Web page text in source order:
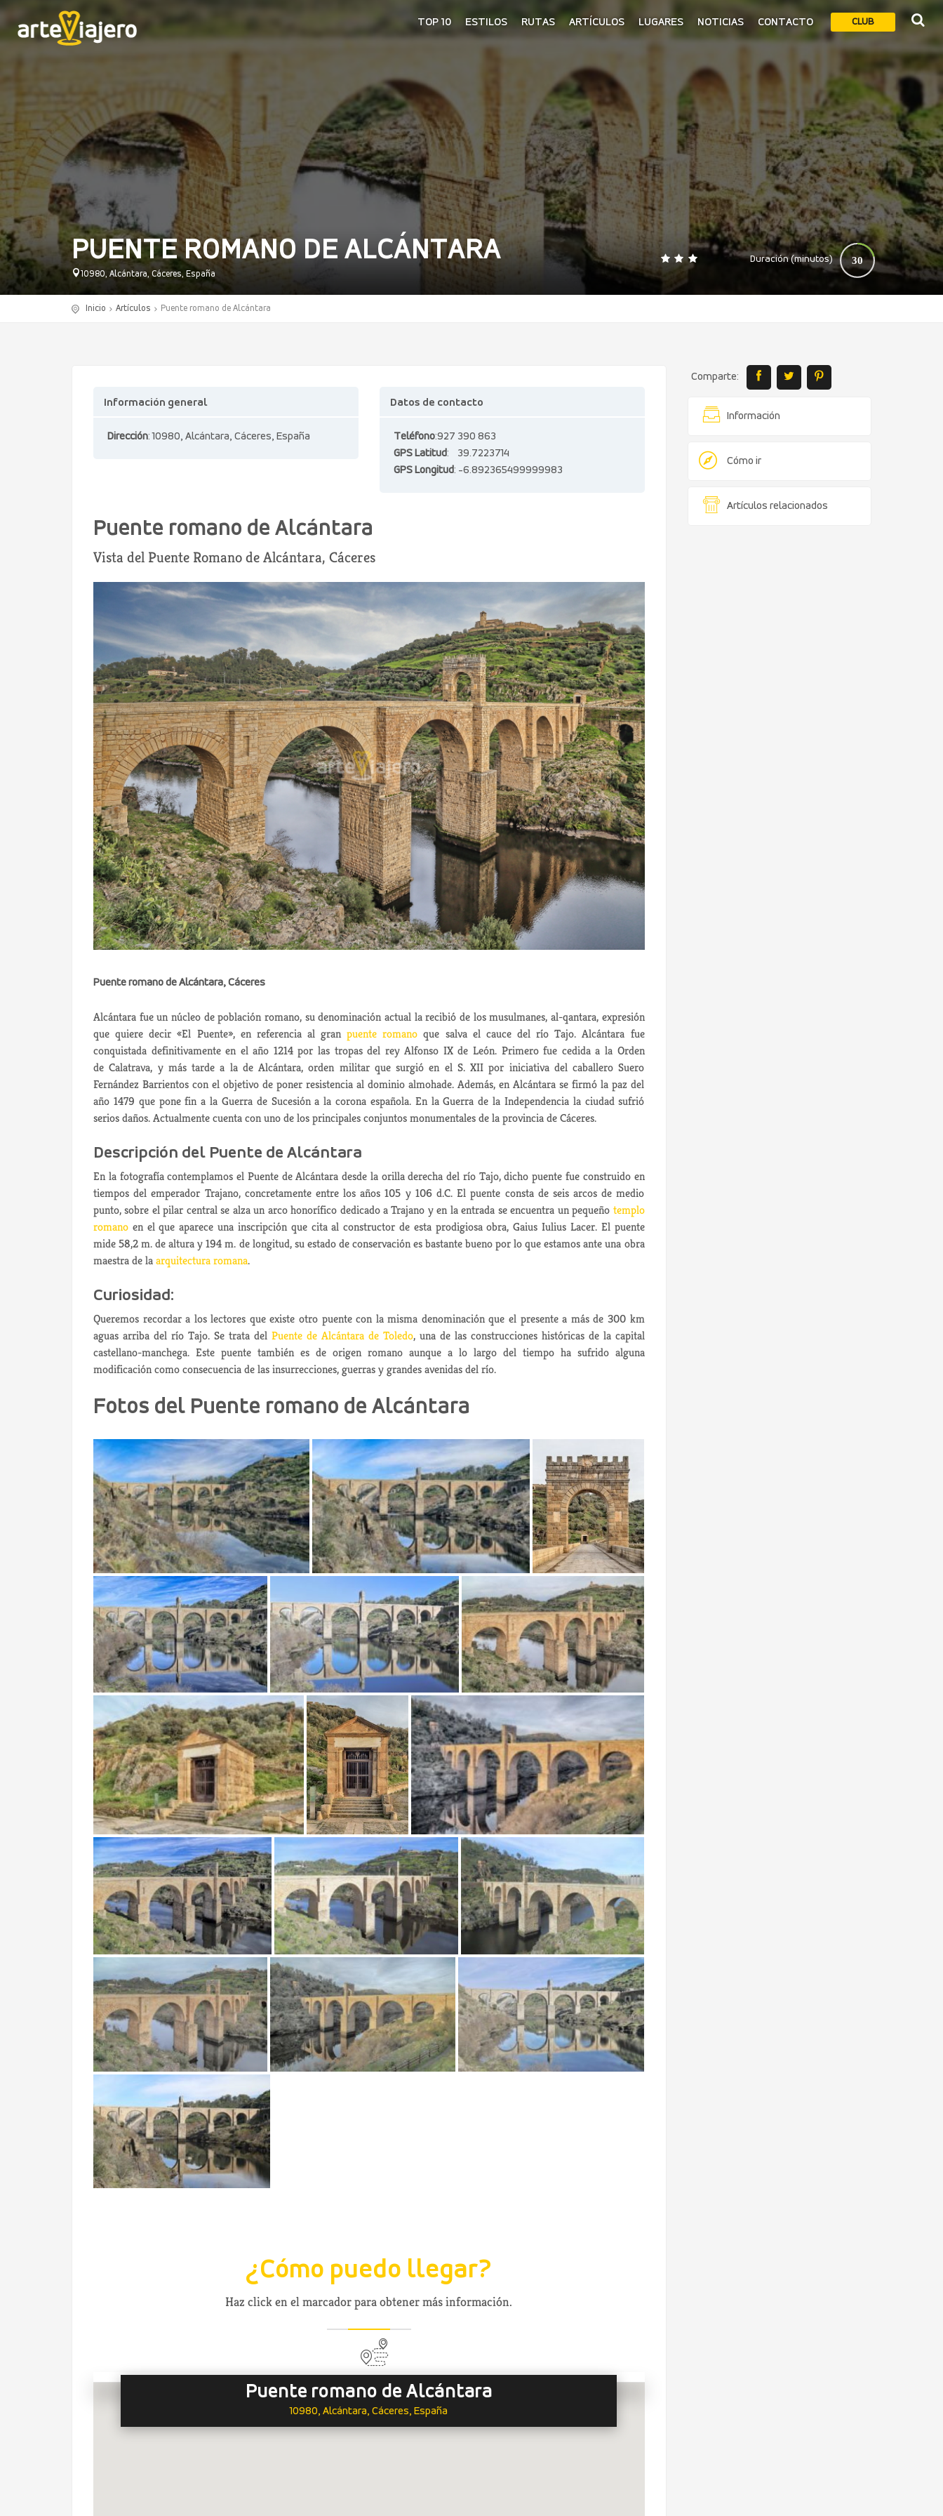
CLUB
TOP 10 ESTILOS RUTAS ARTÍCULOS LUGARES NOTICIAS CONTACTO
PUENTE ROMANO DE ALCÁNTARA
10980, Alcántara, Cáceres, España
Duración (minutos) 30
0 140
Inicio Artículos Puente romano de Alcántara
Comparte:
Información
Cómo ir
Artículos relacionados
Información general
Dirección: 10980, Alcántara, Cáceres, España
Datos de contacto
Teléfono:927 390 863
GPS Latitud: 39.7223714
GPS Longitud: -6.892365499999983
Puente romano de Alcántara
Vista del Puente Romano de Alcántara, Cáceres
Puente romano de Alcántara, Cáceres
Alcántara fue un núcleo de población romano, su denominación actual la recibió de los musulmanes, al-qantara, expresión
que quiere decir «El Puente», en referencia al granpuente romano que salva el cauce del río Tajo. Alcántara fue
conquistada definitivamente en el año 1214 por las tropas del rey Alfonso IX de León. Primero fue cedida a la Orden
de Calatrava, y más tarde a la de Alcántara, orden militar que surgió en el S. XII por iniciativa del caballero Suero
Fernández Barrientos con el objetivo de poner resistencia al dominio almohade. Además, en Alcántara se firmó la paz del
año 1479 que pone fin a la Guerra de Sucesión a la corona española. En la Guerra de la Independencia la ciudad sufrió
serios daños. Actualmente cuenta con uno de los principales conjuntos monumentales de la provincia de Cáceres.
Descripción del Puente de Alcántara
En la fotografía contemplamos el Puente de Alcántara desde la orilla derecha del río Tajo, dicho puente fue construido en
tiempos del emperador Trajano, concretamente entre los años 105 y 106 d.C. El puente consta de seis arcos de medio
punto, sobre el pilar central se alza un arco honorífico dedicado a Trajano y en la entrada se encuentra un pequeño templo
romano en el que aparece una inscripción que cita al constructor de esta prodigiosa obra, Gaius Iulius Lacer. El puente
mide 58,2 m. de altura y 194 m. de longitud, su estado de conservación es bastante bueno por lo que estamos ante una obra
maestra de laarquitectura romana.
Curiosidad:
Queremos recordar a los lectores que existe otro puente con la misma denominación que el presente a más de 300 km
aguas arriba del río Tajo. Se trata del Puente de Alcántara de Toledo, una de las construcciones históricas de la capital
castellano-manchega. Este puente también es de origen romano aunque a lo largo del tiempo ha sufrido alguna
modificación como consecuencia de las insurrecciones, guerras y grandes avenidas del río.
Fotos del Puente romano de Alcántara
¿Cómo puedo llegar?
Haz click en el marcador para obtener más información.
Puente romano de Alcántara
10980, Alcántara, Cáceres, España